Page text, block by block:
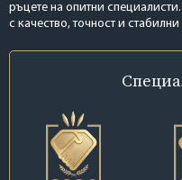
ръцете на опитни
с качество, точност и стабилни